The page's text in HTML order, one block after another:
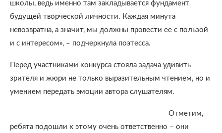
школы, ведь именно там закладывается фундамент
будущей творческой личности. Каждая минута
невозвратна, а значит, мы должны провести ее с пользой
и с интересом», – подчеркнула поэтесса.
Перед участниками конкурса стояла задача удивить
зрителя и жюри не только выразительным чтением, но и
умением передать эмоции автора слушателям.
Отметим,
ребята подошли к этому очень ответственно – они